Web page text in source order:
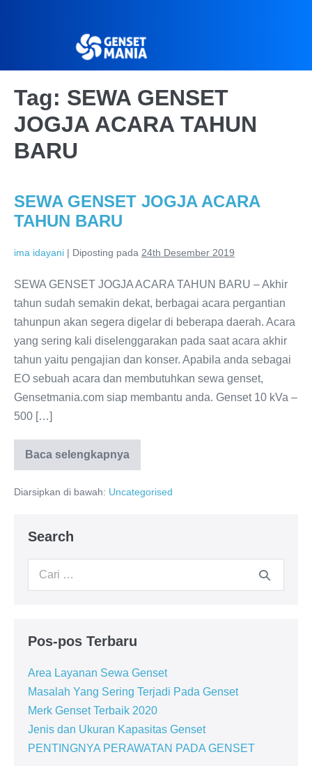
Tag: SEWA GENSET
JOGJA ACARA TAHUN
BARU
SEWA GENSET JOGJA ACARA
TAHUN BARU
ima idayani | Diposting pada 24th Desember 2019
SEWA GENSET JOGJA ACARA TAHUN BARU – Akhir
tahun sudah semakin dekat, berbagai acara pergantian
tahunpun akan segera digelar di beberapa daerah. Acara
yang sering kali diselenggarakan pada saat acara akhir
tahun yaitu pengajian dan konser. Apabila anda sebagai
EO sebuah acara dan membutuhkan sewa genset,
Gensetmania.com siap membantu anda. Genset 10 kVa –
500 […]
Baca selengkapnya
Diarsipkan di bawah: Uncategorised
Search
Pos-pos Terbaru
Area Layanan Sewa Genset
Masalah Yang Sering Terjadi Pada Genset
Merk Genset Terbaik 2020
Jenis dan Ukuran Kapasitas Genset
PENTINGNYA PERAWATAN PADA GENSET